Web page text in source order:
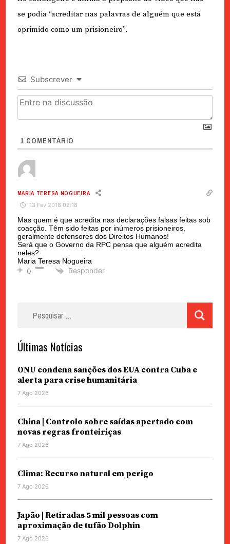
se podia “acreditar nas palavras de alguém que está
oprimido como um prisioneiro”.
Subscrever
1 COMENTÁRIO
MARIA TERESA NOGUEIRA
13 Fev 2018 02:18
Mas quem é que acredita nas declarações falsas feitas sob
coacção. Têm sido feitas por inúmeros prisioneiros,
geralmente defensores dos Direitos Humanos!
Será que o Governo da RPC pensa que alguém acredita
neles?
Maria Teresa Nogueira
0 Responder
Últimas Notícias
ONU condena sanções dos EUA contra Cuba e
alerta para crise humanitária
7 Ago 2026
China | Controlo sobre saídas apertado com
novas regras fronteiriças
7 Ago 2026
Clima: Recurso natural em perigo
7 Ago 2026
Japão | Retiradas 5 mil pessoas com
aproximação de tufão Dolphin
7 Ago 2026